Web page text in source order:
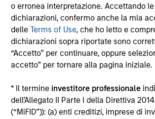
o erronea interpretazione. Accettando
dichiarazioni, confermo anche la mia
delleTerms of Use, che ho letto e
dichiarazioni sopra riportate sono
“Accetto” per continuare, oppure
accetto” per tornare alla pagina iniziale.
* Il termine investitore professionale
dell’Allegato II Parte I della Direttiva
(“MiFID”)): (a) enti creditizi, imprese di
Il ricorso alla leva aumenta i rischi: una
relativamente contenuta nel valore di un
determinare una variazione molto più
positivo che negativo, nel valore di
conseguenza, nel valore del Comparto.
Alcuni documenti disponibili in questo sito
riguardare più comparti della gamma
sono disponibili in tutte le giurisdizioni e
sono disponibili per le persone residenti
in cui tale distribuzione o disponibilità sia